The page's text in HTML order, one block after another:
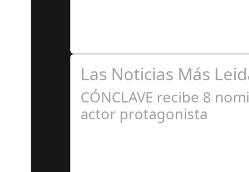
Las Noticias Más
CÓNCLAVE recibe 8
actor protagonista